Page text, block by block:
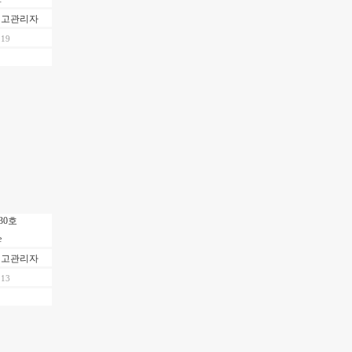
관리자
호
관리자